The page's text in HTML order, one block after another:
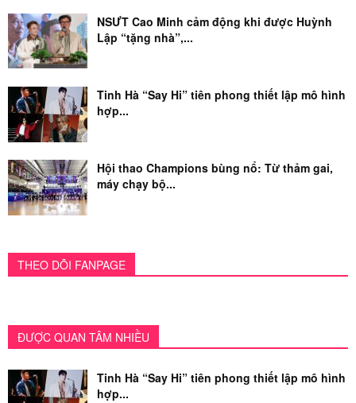
NSƯT Cao Minh cảm động khi được Huỳnh
Lập “tặng nhà”,...
Tinh Hà “Say Hi” tiên phong thiết lập mô hình
hợp...
Hội thao Champions bùng nổ: Từ thảm gai,
máy chạy bộ...
THEO DÕI FANPAGE
ĐƯỢC QUAN TÂM NHIỀU
Tinh Hà “Say Hi” tiên phong thiết lập mô hình
hợp...